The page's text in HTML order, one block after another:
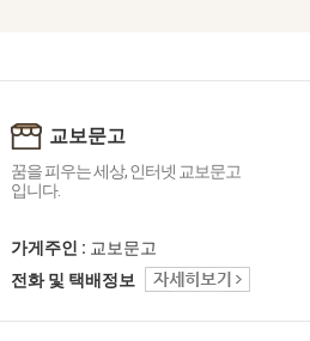
교보문고
꿈을 피우는 세상, 인터넷 교보문고
입니다.
가게주인 : 교보문고
전화 및 택배정보